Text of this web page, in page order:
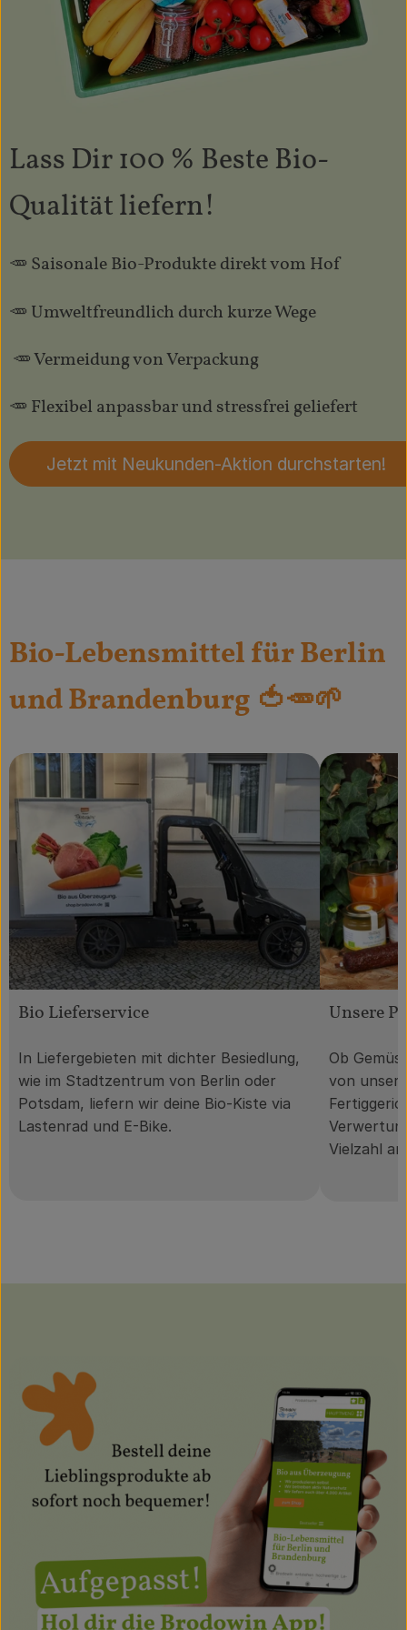
Lass Dir 100 % Beste Bio-
Qualität liefern!
🥕 Saisonale Bio-Produkte direkt vom Hof
🥕 Umweltfreundlich durch kurze Wege
🥕 Vermeidung von Verpackung
🥕 Flexibel anpassbar und stressfrei geliefert
Jetzt mit Neukunden-Aktion durchstarten!
Bio-Lebensmittel für Berlin
und Brandenburg 🍅🥕🌱
Bio Lieferservice
In Liefergebieten mit dichter Besiedlung,
wie im Stadtzentrum von Berlin oder
Potsdam, liefern wir deine Bio-Kiste via
Lastenrad und E-Bike.
Unsere
Ob
von
Vielzahl